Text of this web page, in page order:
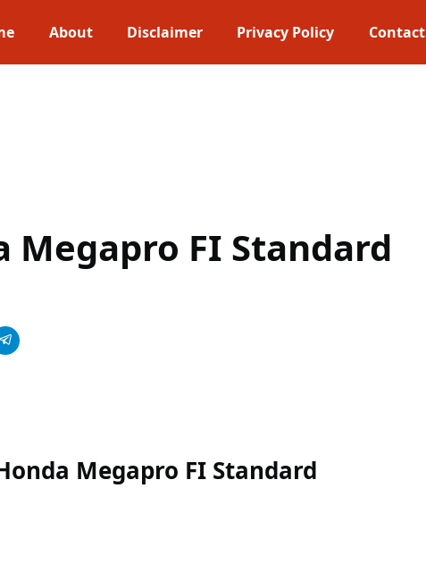
About Disclaimer Privacy Policy Contact
Megapro FI Standard
Megapro FI Standard